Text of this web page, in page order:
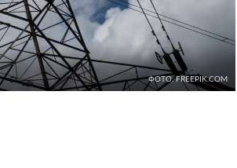
ФОТО: FREEPIK.COM